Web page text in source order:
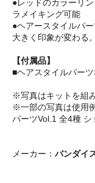
●レッドのカラーリ
ラメイキング可能
●ヘアースタイルパ
大きく印象が変わる。
【付属品】
■ヘアスタイルパーツ
※写真はキットを組
※一部の写真は使用
パーツVol.1 全4種 シ
メーカー： バンダイ